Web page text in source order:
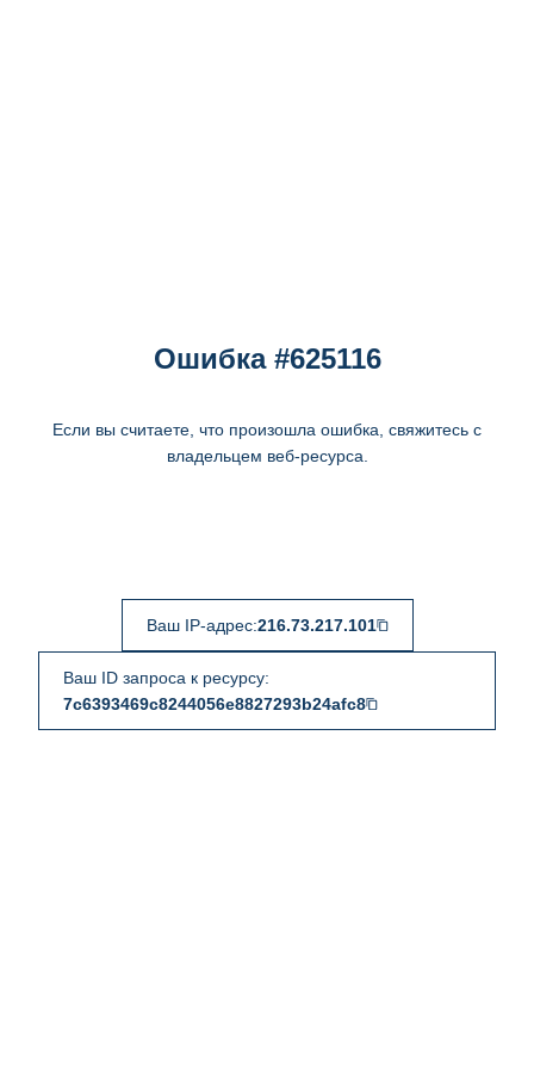
Ошибка #625116
Если вы считаете, что произошла ошибка, свяжитесь с
владельцем веб-ресурса.
Ваш IP-адрес:216.73.217.101
Ваш ID запроса к ресурсу:
7c6393469c8244056e8827293b24afc8